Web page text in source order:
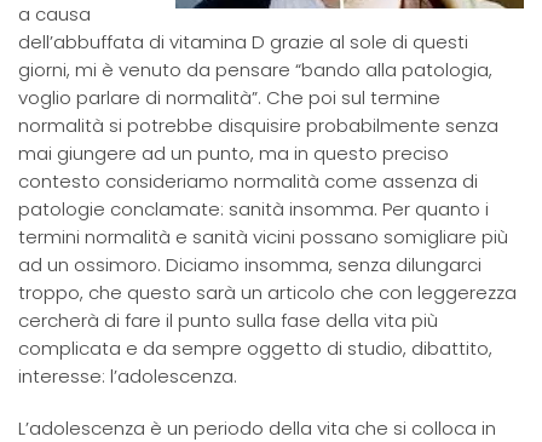
a causa
dell’abbuffata di vitamina D grazie al sole di questi
giorni, mi è venuto da pensare “bando alla patologia,
voglio parlare di normalità”. Che poi sul termine
normalità si potrebbe disquisire probabilmente senza
mai giungere ad un punto, ma in questo preciso
contesto consideriamo normalità come assenza di
patologie conclamate: sanità insomma. Per quanto i
termini normalità e sanità vicini possano somigliare più
ad un ossimoro. Diciamo insomma, senza dilungarci
troppo, che questo sarà un articolo che con leggerezza
cercherà di fare il punto sulla fase della vita più
complicata e da sempre oggetto di studio, dibattito,
interesse: l’adolescenza.
L’adolescenza è un periodo della vita che si colloca in